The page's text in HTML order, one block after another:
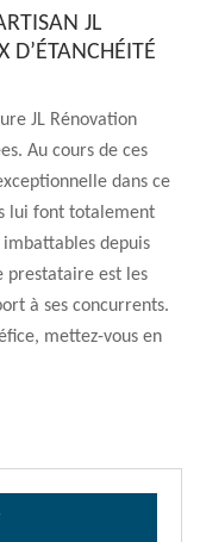
JL
D’ÉTANCHÉITÉ
JL Rénovation
Au cours de ces
dans ce
lui font totalement
depuis
prestataire est les
à ses concurrents.
mettez-vous en